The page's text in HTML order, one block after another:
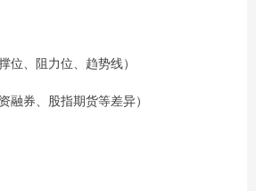
位、阻力位、趋势线）
融券、股指期货等差异）